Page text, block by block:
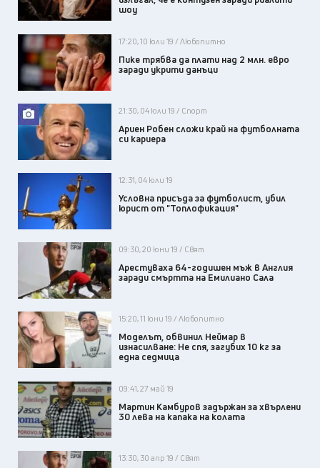
шоу
17:20, 10 юли 19 / Любопитно
Пике трябва да плати над 2 млн. евро
заради укрити данъци
21:30, 04 юли 19 / Спорт
Ариен Робен сложи край на футболната
си кариера
12:31, 04 юли 19
Условна присъда за футболист, убил
юрист от "Топлофикация"
09:30, 20 юни 19 / Свят
Арестуваха 64-годишен мъж в Англия
заради смъртта на Емилиано Сала
15:20, 11 юни 19 / Любопитно
Моделът, обвинил Неймар в
изнасилване: Не спя, загубих 10 кг за
една седмица
09:41, 27 май 19
Мартин Камбуров задържан за хвърлени
30 лева на капака на колата
13:30, 30 апр 19 / Свят